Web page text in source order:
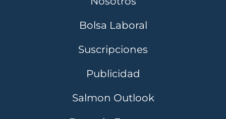
Bolsa Laboral
Suscripciones
Publicidad
Salmon Outlook